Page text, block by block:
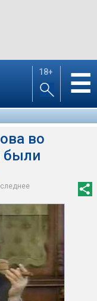
18+ ☰
во
были